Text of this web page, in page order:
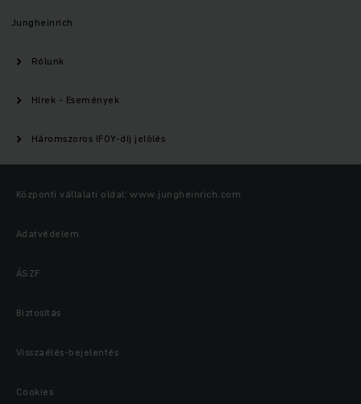
Jungheinrich
Rólunk
Hírek - Események
Háromszoros IFOY-díj jelölés
Központi vállalati oldal: www.jungheinrich.com
Adatvédelem
ÁSZF
Biztosítás
Visszaélés-bejelentés
Cookies